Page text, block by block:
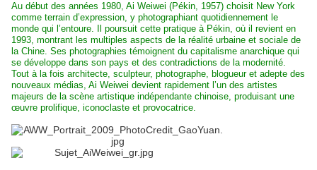
Au début des années 1980, Ai Weiwei (Pékin, 1957) choisit New York
comme terrain d’expression, y photographiant quotidiennement le
monde qui l’entoure. Il poursuit cette pratique à Pékin, où il revient en
1993, montrant les multiples aspects de la réalité urbaine et sociale de
la Chine. Ses photographies témoignent du capitalisme anarchique qui
se développe dans son pays et des contradictions de la modernité.
Tout à la fois architecte, sculpteur, photographe, blogueur et adepte des
nouveaux médias, Ai Weiwei devient rapidement l’un des artistes
majeurs de la scène artistique indépendante chinoise, produisant une
œuvre prolifique, iconoclaste et provocatrice.